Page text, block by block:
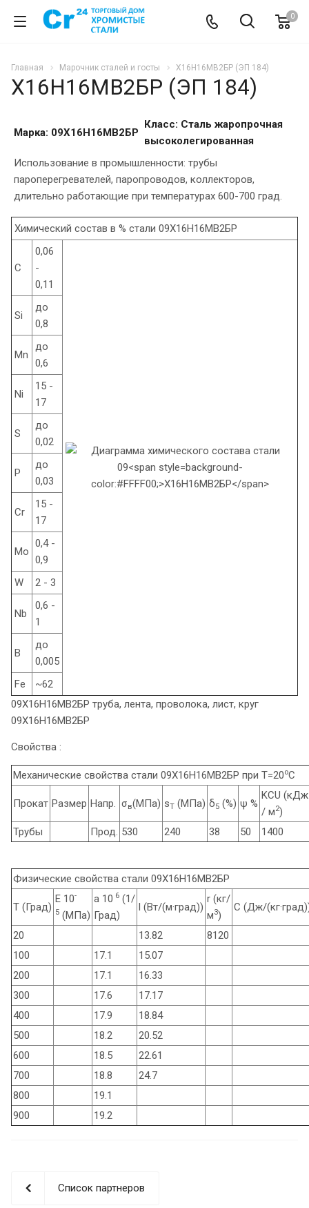
0
Главная Марочник сталей и госты Х16Н16МВ2БР (ЭП 184)
Х16Н16МВ2БР (ЭП 184)
Марка: 09Х16Н16МВ2БР
Класс: Сталь жаропрочная
высоколегированная
Использование в промышленности: трубы
пароперегревателей, паропроводов, коллекторов,
длительно работающие при температурах 600-700 град.
Химический состав в % стали 09Х16Н16МВ2БР
C
0,06
-
0,11
Si
до
0,8
Mn
до
0,6
Ni
15 -
17
S
до
0,02
P
до
0,03
Cr
15 -
17
Mo
0,4 -
0,9
W
2 - 3
Nb
0,6 -
1
B
до
0,005
Fe
~62
09Х16Н16МВ2БР труба, лента, проволока, лист, круг
09Х16Н16МВ2БР
Свойства :
Механические свойства стали 09Х16Н16МВ2БР при Т=20oС
Прокат Размер Напр. σв(МПа) sT (МПа) δ5 (%) ψ %
KCU (кДж
/ м2)
Трубы
Прод. 530 240 38 50 1400
Физические свойства стали 09Х16Н16МВ2БР
T (Град)
E 10-
5 (МПа)
a 10 6 (1/
Град)
l (Вт/(м·град))
r (кг/
м3)
C (Дж/
20 13.82
8120
100
17.1
15.07
200
17.1
16.33
300
17.6
17.17
400
17.9
18.84
500
18.2
20.52
600
18.5
22.61
700
18.8
24.7
800
19.1
900
19.2
Список партнеров